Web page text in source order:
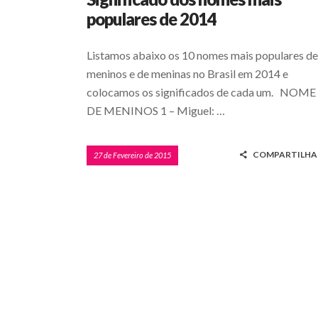
populares de 2014
Listamos abaixo os 10 nomes mais populares de
meninos e de meninas no Brasil em 2014 e
colocamos os significados de cada um. NOME
DE MENINOS 1 – Miguel: …
27 de Fevereiro de 2015